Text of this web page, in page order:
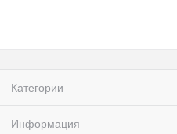
Категории
Информация